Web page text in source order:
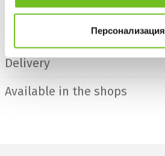
Персонализация
Product Information
Delivery
Available in the shops